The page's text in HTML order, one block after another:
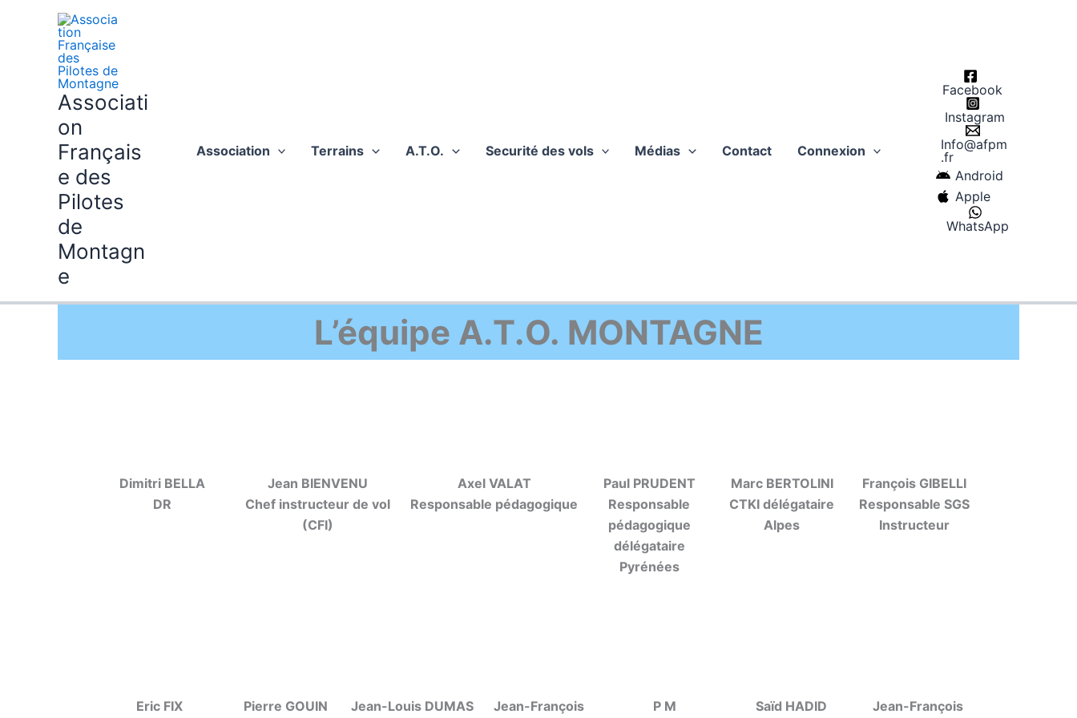
Associati
on
Français
e des
Pilotes
de
Montagn
e
Association Terrains A.T.O. Securité des vols Médias Contact Connexion
Facebook
Instagram
Info@afpm
.fr
Android
Apple
WhatsApp
L’équipe A.T.O. MONTAGNE
Dimitri BELLA
DR
Jean BIENVENU
Chef instructeur de vol
(CFI)
Axel VALAT
Responsable pédagogique
Paul PRUDENT
Responsable
pédagogique
délégataire
Pyrénées
Marc BERTOLINI
CTKI délégataire
Alpes
François GIBELLI
Responsable SGS
Instructeur
Eric FIX Pierre GOUIN Jean-Louis DUMAS Jean-François P M Saïd HADID Jean-François